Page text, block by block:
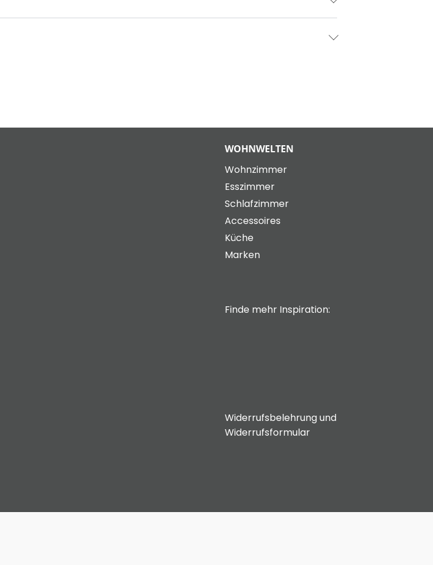
WOHNWELTEN
Wohnzimmer
Esszimmer
Schlafzimmer
Accessoires
Küche
Marken
Finde mehr Inspiration:
Widerrufsbelehrung und
Widerrufsformular